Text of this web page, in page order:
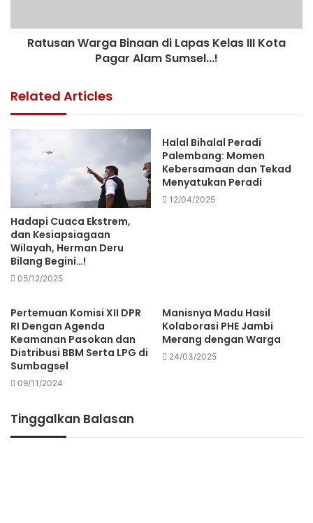
Ratusan Warga Binaan di Lapas Kelas III Kota
Pagar Alam Sumsel...!
Related Articles
Hadapi Cuaca Ekstrem,
dan Kesiapsiagaan
Wilayah, Herman Deru
Bilang Begini…!
05/12/2025
Halal Bihalal Peradi
Palembang: Momen
Kebersamaan dan Tekad
Menyatukan Peradi
12/04/2025
Pertemuan Komisi XII DPR
RI Dengan Agenda
Keamanan Pasokan dan
Distribusi BBM Serta LPG di
Sumbagsel
09/11/2024
Manisnya Madu Hasil
Kolaborasi PHE Jambi
Merang dengan Warga
24/03/2025
Tinggalkan Balasan